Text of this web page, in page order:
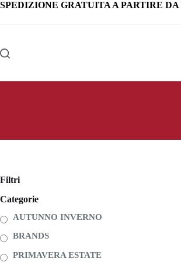
Salta
SPEDIZIONE GRATUITA A PARTIRE DA
Filtri
Categorie
AUTUNNO INVERNO
BRANDS
PRIMAVERA ESTATE